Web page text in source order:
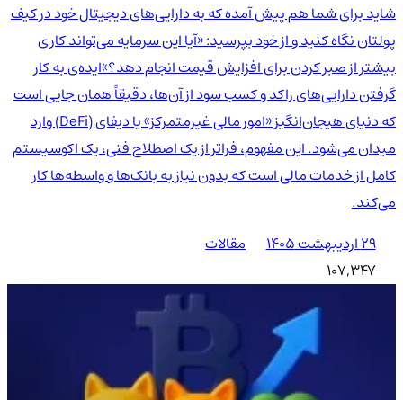
شاید برای شما هم پیش آمده که به دارایی‌های دیجیتال خود در کیف
پولتان نگاه کنید و از خود بپرسید: «آیا این سرمایه می‌تواند کاری
بیشتر از صبر کردن برای افزایش قیمت انجام دهد؟»ایده‌ی به کار
گرفتن دارایی‌های راکد و کسب سود از آن‌ها، دقیقاً همان جایی است
که دنیای هیجان‌انگیز «امور مالی غیرمتمرکز» یا دیفای (DeFi) وارد
میدان می‌شود. این مفهوم، فراتر از یک اصطلاح فنی، یک اکوسیستم
کامل از خدمات مالی است که بدون نیاز به بانک‌ها و واسطه‌ها کار
می‌کند.
۲۹ اردیبهشت ۱۴۰۵
مقالات
107,347